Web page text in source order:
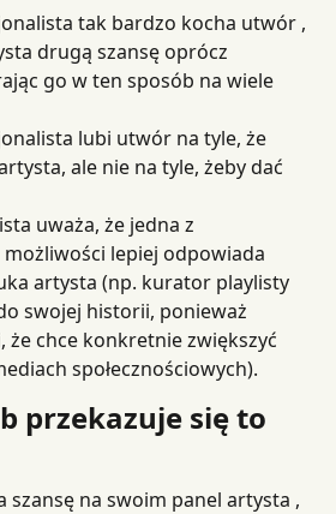
tak bardzo kocha utwór ,
drugą szansę oprócz
go w ten sposób na wiele
lubi utwór na tyle, że
ale nie na tyle, żeby dać
uważa, że ​​jedna z
lepiej odpowiada
artysta (np. kurator playlisty
swojej historii, ponieważ
chce konkretnie zwiększyć
społecznościowych).
przekazuje się to
szansę na swoim panel artysta ,